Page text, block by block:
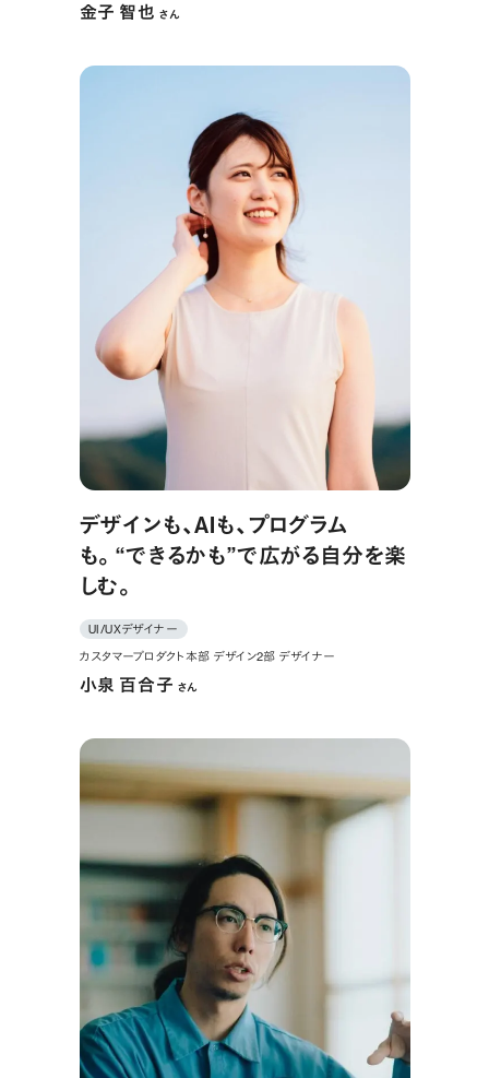
金子 智也さん
デザインも、AIも、プログラム
も。“できるかも”で広がる自分を楽
しむ。
UI/UXデザイナー
カスタマープロダクト本部 デザイン2部 デザイナー
小泉 百合子 さん